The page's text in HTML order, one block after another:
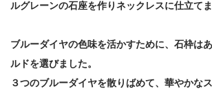
ルグレーンの石座を作りネックレスに仕立てま
ブルーダイヤの色味を活かすために、石枠は
ルドを選びました。
３つのブルーダイヤを散りばめて、華やかな